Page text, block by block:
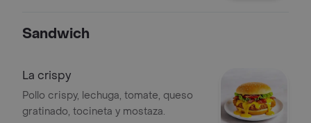
Sandwich
La crispy
Pollo crispy, lechuga, tomate, queso
gratinado, tocineta y mostaza.